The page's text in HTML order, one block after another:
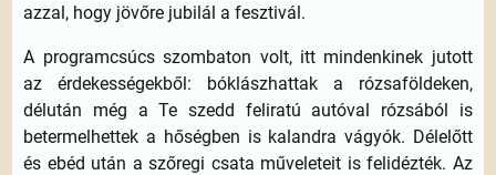
azzal, hogy jövőre jubilál a fesztivál.
A programcsúcs szombaton volt, itt mindenkinek jutott
az érdekességekből: bóklászhattak a rózsaföldeken,
délután még a Te szedd feliratú autóval rózsából is
betermelhettek a hőségben is kalandra vágyók. Délelőtt
és ebéd után a szőregi csata műveleteit is felidézték. Az